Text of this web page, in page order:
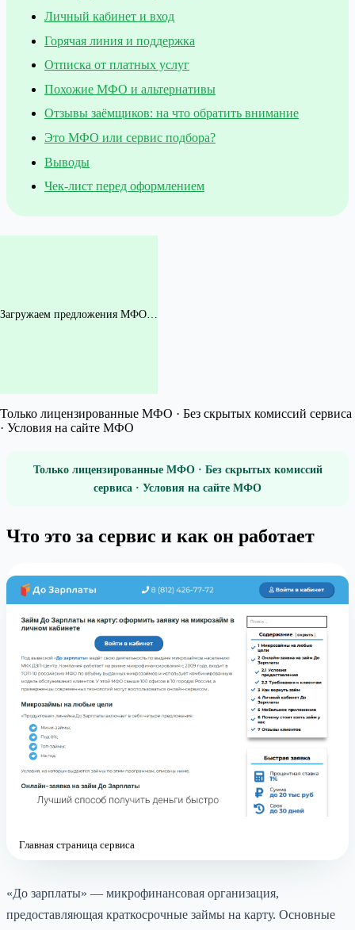
Личный кабинет и вход
Горячая линия и поддержка
Отписка от платных услуг
Похожие МФО и альтернативы
Отзывы заёмщиков: на что обратить внимание
Это МФО или сервис подбора?
Выводы
Чек-лист перед оформлением
Загружаем предложения МФО…
Только лицензированные МФО · Без скрытых комиссий сервиса
· Условия на сайте МФО
Только лицензированные МФО · Без скрытых комиссий
сервиса · Условия на сайте МФО
Что это за сервис и как он работает
Главная страница сервиса
«До зарплаты» — микрофинансовая организация,
предоставляющая краткосрочные займы на карту. Основные